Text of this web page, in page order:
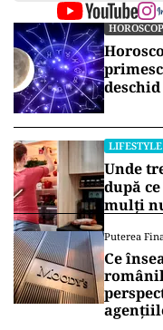
HOROSCOP
LIFESTYLE
Unde
după
mulți
Puterea
Ce